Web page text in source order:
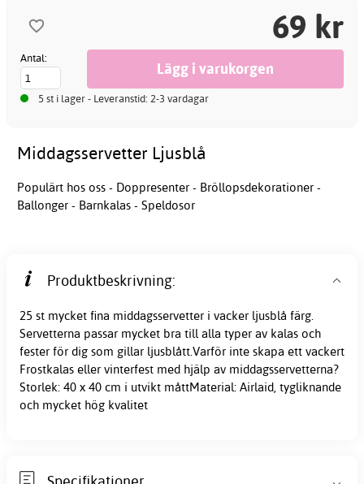
69 kr
Antal:
5 st i lager - Leveranstid: 2-3 vardagar
Middagsservetter Ljusblå
Populärt hos oss - Doppresenter - Bröllopsdekorationer -
Ballonger - Barnkalas - Speldosor
Produktbeskrivning:
25 st mycket fina middagsservetter i vacker ljusblå färg.
Servetterna passar mycket bra till alla typer av kalas och
fester för dig som gillar ljusblått.Varför inte skapa ett vackert
Frostkalas eller vinterfest med hjälp av middagsservetterna?
Storlek: 40 x 40 cm i utvikt måttMaterial: Airlaid, tygliknande
och mycket hög kvalitet